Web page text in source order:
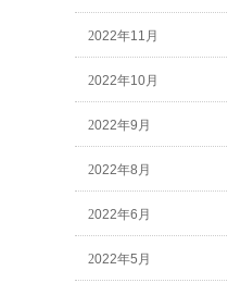
2022年11月
2022年10月
2022年9月
2022年8月
2022年6月
2022年5月